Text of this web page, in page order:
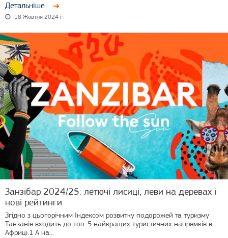
Детальніше
18 Жовтня 2024 г.
Занзібар 2024/25: летючі лисиці, леви на деревах і
нові рейтинги
Згідно з цьогорічним Індексом розвитку подорожей та туризму
Танзанія входить до топ-5 найкращих туристичних напрямків в
Африці.1 А на...